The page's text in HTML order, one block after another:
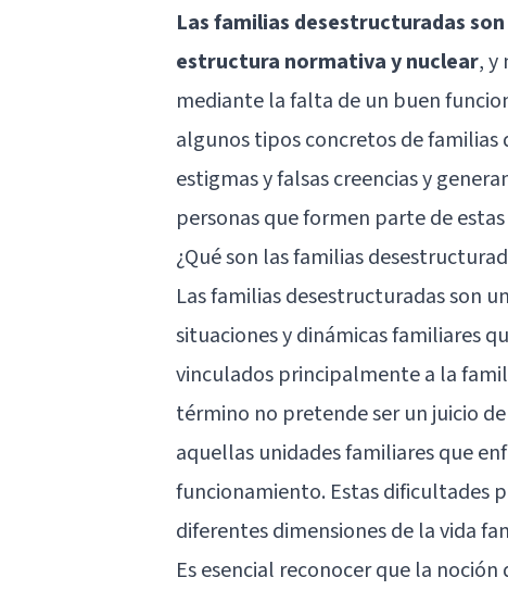
Las familias desestructuradas
estructura normativa y nuclear, y
mediante la falta de un buen
algunos tipos concretos de
estigmas y falsas creencias y
personas que formen parte de
¿Qué son las familias
Las familias desestructuradas son
situaciones y dinámicas familiares
vinculados principalmente a la
término no pretende ser un juicio
aquellas unidades familiares que
funcionamiento. Estas dificultades
diferentes dimensiones de la vida
Es esencial reconocer que la